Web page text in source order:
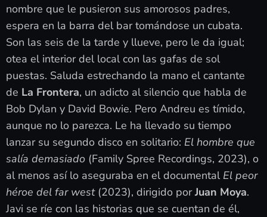
nombre que le pusieron sus amorosos padres,
espera en la barra del bar tomándose un cubata.
Son las seis de la tarde y llueve, pero le da igual;
otea el interior del local con las gafas de sol
puestas. Saluda estrechando la mano el cantante
de La Frontera, un adicto al silencio que habla de
Bob Dylan y David Bowie. Pero Andreu es tímido,
aunque no lo parezca. Le ha llevado su tiempo
lanzar su segundo disco en solitario: El hombre que
salía demasiado (Family Spree Recordings, 2023), o
al menos así lo aseguraba en el documental El peor
héroe del far west(2023), dirigido porJuan Moya.
Javi se ríe con las historias que se cuentan de él,